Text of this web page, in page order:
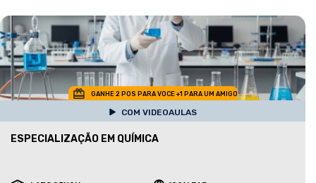
GANHE 2 POS PARA VOCE +1 PARA UM AMIGO
COM VIDEOAULAS
ESPECIALIZAÇÃO EM QUÍMICA